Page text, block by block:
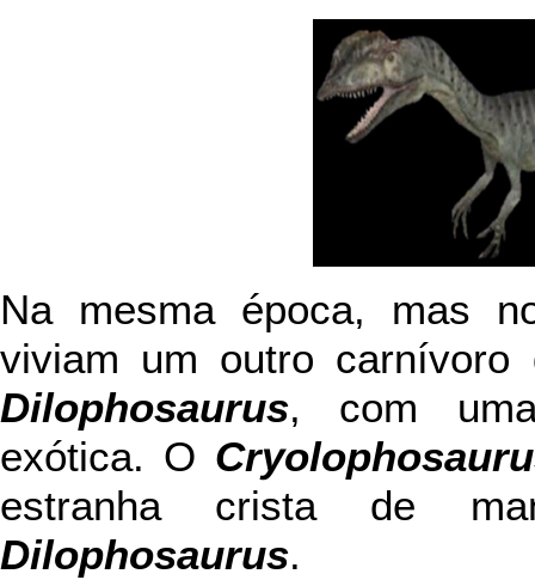
Na mesma época, mas
viviam um outro
Dilophosaurus, com
exótica. O
estranha crista de
Dilophosaurus.